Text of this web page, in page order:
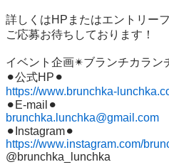
詳しくはHPまたはエントリー
ご応募お待ちしております！
イベント企画✴︎ブランチカラン
https://www.brunchka-
brunchka.lunchka@gmail.com
https://www.instagram.com/
@brunchka_lunchka